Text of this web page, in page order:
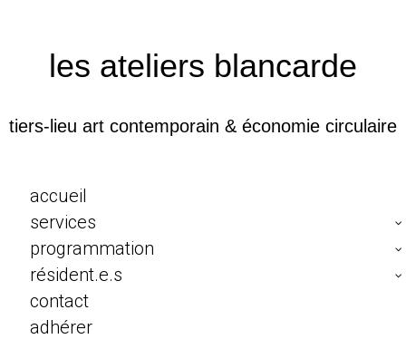
les ateliers blancarde
tiers-lieu art contemporain & économie circulaire
accueil
services
programmation
résident.e.s
contact
adhérer